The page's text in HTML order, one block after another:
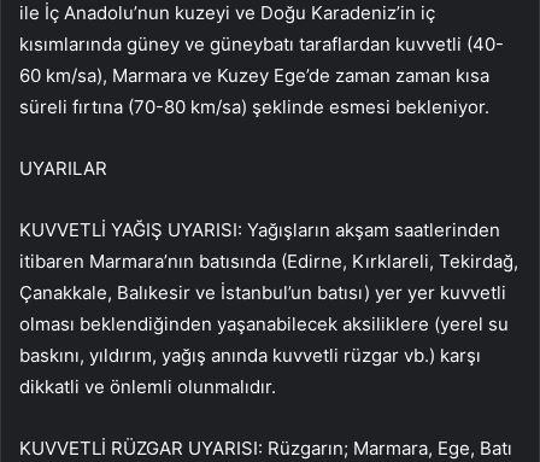
ile İç Anadolu’nun kuzeyi ve Doğu Karadeniz’in iç
kısımlarında güney ve güneybatı taraflardan kuvvetli (40-
60 km/sa), Marmara ve Kuzey Ege’de zaman zaman kısa
süreli fırtına (70-80 km/sa) şeklinde esmesi bekleniyor.
UYARILAR
KUVVETLİ YAĞIŞ UYARISI: Yağışların akşam saatlerinden
itibaren Marmara’nın batısında (Edirne, Kırklareli, Tekirdağ,
Çanakkale, Balıkesir ve İstanbul’un batısı) yer yer kuvvetli
olması beklendiğinden yaşanabilecek aksiliklere (yerel su
baskını, yıldırım, yağış anında kuvvetli rüzgar vb.) karşı
dikkatli ve önlemli olunmalıdır.
KUVVETLİ RÜZGAR UYARISI: Rüzgarın; Marmara, Ege, Batı